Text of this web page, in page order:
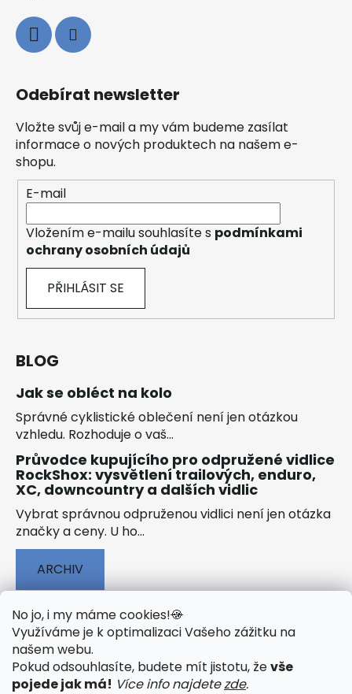
No jo, i my máme cookies!🍪
Využíváme je k optimalizaci Vašeho zážitku na
našem webu.
Pokud odsouhlasíte, budete mít jistotu, ževše
pojede jak má! Více info najdetezde.
Odebírat newsletter
Vložte svůj e-mail a my vám budeme zasílat
informace o nových produktech na našem e-
shopu.
E-mail
Vložením e-mailu souhlasíte s podmínkami
ochrany osobních údajů
PŘIHLÁSIT SE
BLOG
Jak se obléct na kolo
Správné cyklistické oblečení není jen otázkou
vzhledu. Rozhoduje o vaš...
Průvodce kupujícího pro odpružené vidlice
RockShox: vysvětlení trailových, enduro,
XC, downcountry a dalších vidlic
Vybrat správnou odpruženou vidlici není jen otázka
značky a ceny. U ho...
ARCHIV
🟢 TECHNOLOGIE
🟢 O ELEKTROKOLECH
🟢 NÁVODY KE STAŽENÍ